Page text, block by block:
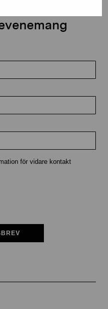
för vidare kontakt